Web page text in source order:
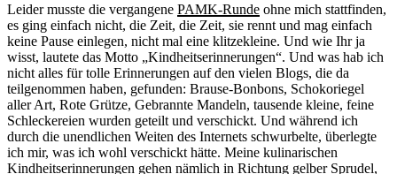
Leider musste die vergangene PAMK-Runde ohne mich stattfinden,
es ging einfach nicht, die Zeit, die Zeit, sie rennt und mag einfach
keine Pause einlegen, nicht mal eine klitzekleine. Und wie Ihr ja
wisst, lautete das Motto „Kindheitserinnerungen“. Und was hab ich
nicht alles für tolle Erinnerungen auf den vielen Blogs, die da
teilgenommen haben, gefunden: Brause-Bonbons, Schokoriegel
aller Art, Rote Grütze, Gebrannte Mandeln, tausende kleine, feine
Schleckereien wurden geteilt und verschickt. Und während ich
durch die unendlichen Weiten des Internets schwurbelte, überlegte
ich mir, was ich wohl verschickt hätte. Meine kulinarischen
Kindheitserinnerungen gehen nämlich in Richtung gelber Sprudel,